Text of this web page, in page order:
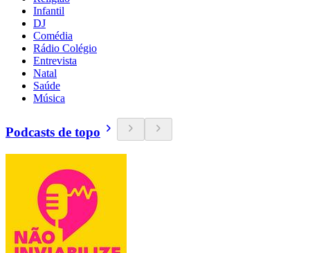
Infantil
DJ
Comédia
Rádio Colégio
Entrevista
Natal
Saúde
Música
Podcasts de topo